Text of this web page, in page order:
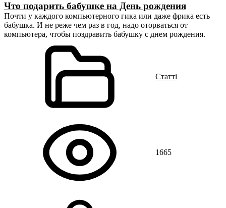
Что подарить бабушке на День рождения
Почти у каждого компьютерного гика или даже фрика есть
бабушка. И не реже чем раз в год, надо оторваться от
компьютера, чтобы поздравить бабушку с днем рождения.
Статті
1665